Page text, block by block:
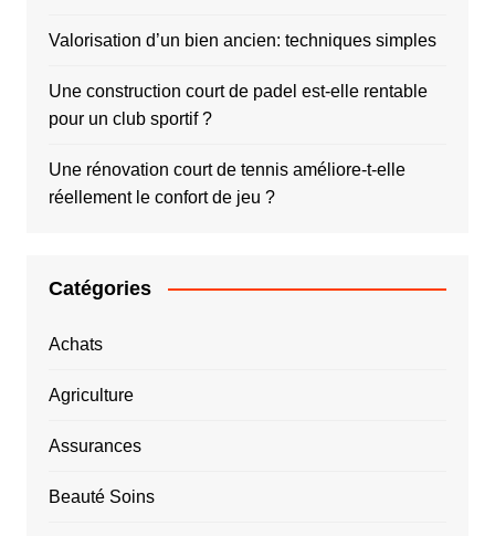
Valorisation d’un bien ancien: techniques simples
Une construction court de padel est-elle rentable
pour un club sportif ?
Une rénovation court de tennis améliore-t-elle
réellement le confort de jeu ?
Catégories
Achats
Agriculture
Assurances
Beauté Soins